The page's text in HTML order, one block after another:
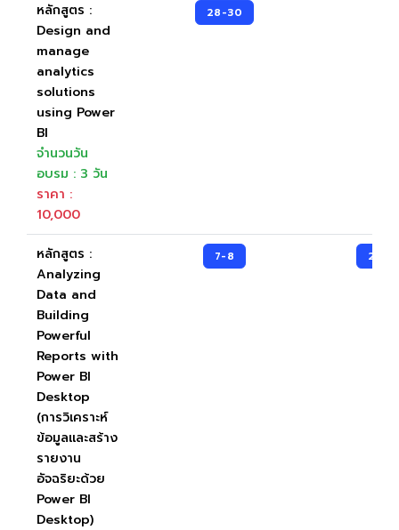
หลักสูตร :
Design and
manage
analytics
solutions
using Power
BI
จำนวนวัน
อบรม : 3 วัน
ราคา :
10,000
28-30
หลักสูตร :
Analyzing
Data and
Building
Powerful
Reports with
Power BI
Desktop
(การวิเคราะห์
ข้อมูลและสร้าง
รายงาน
อัจฉริยะด้วย
Power BI
Desktop)
7-8 2-3